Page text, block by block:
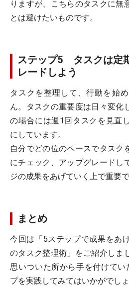
りますが、こちらのタスクに無
とは避けたいものです。
ステップ5 タスクは定
レードしよう
タスクを整理して、行動を始
ん。タスクの重要度は日々変化
の場合には週1回タスクを見直
にしています。
自分でどの位のペースでタスク
にチェック、アップグレードし
ジの成果をあげていく上で重要で
まとめ
今回は「5ステップで成果をあ
のタスク整理術」をご紹介しま
思いついた所から手を付けてい
プを実践してみてはいかがでし